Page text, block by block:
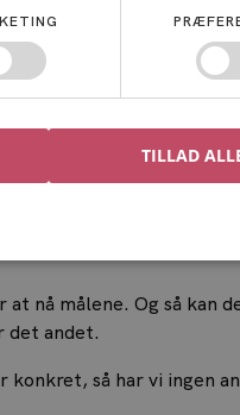
og aktiviteter, vi skal
at sætte konkrete og
nå målene. Og så kan
det andet.
så har vi ingen
TILLAD